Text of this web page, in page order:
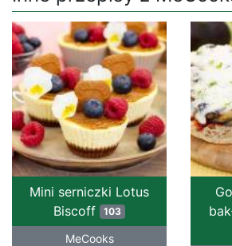
Mini serniczki Lotus
Biscoff 103
MeCooks